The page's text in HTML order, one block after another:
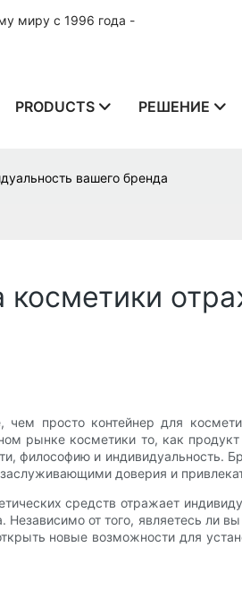
миру с 1996 года -
PRODUCTS РЕШЕНИЕ
вашего бренда
косметики
просто контейнер для
рынке косметики то, как
философию и индивидуальность.
доверия и
средств отражает
от того, являетесь ли
новые возможности для